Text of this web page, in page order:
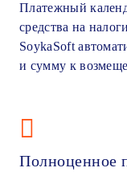
Платежный
средства на
SoykaSoft
и сумму к
Полноценное